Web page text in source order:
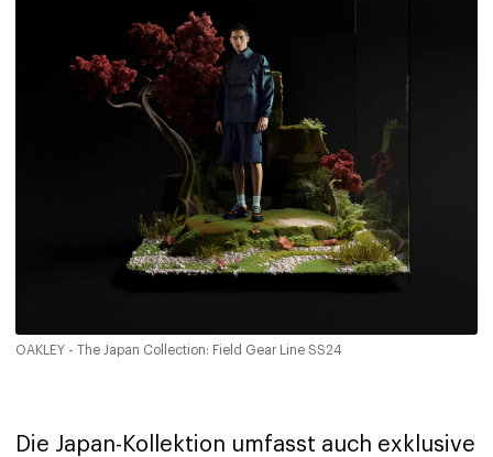
OAKLEY - The Japan Collection: Field Gear Line SS24
Die Japan-Kollektion umfasst auch exklusive